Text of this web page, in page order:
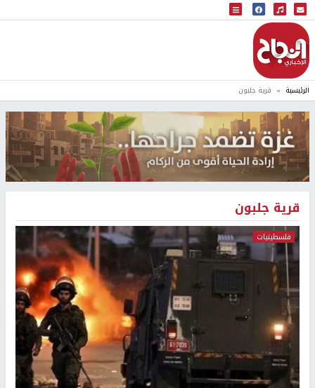
البث المباشر
إذاعة النجاح
الرئيسية قرية جلبون
قرية جلبون
فلسطينيات